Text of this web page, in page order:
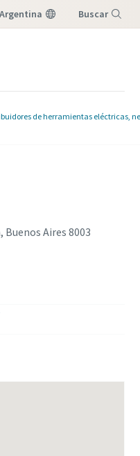
Argentina Buscar
de herramientas eléctricas,
Buenos Aires 8003